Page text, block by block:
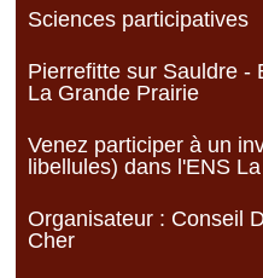
Sciences participatives
Pierrefitte sur Sauldre -
La Grande Prairie
Venez participer à un
libellules) dans l'ENS
Organisateur : Conseil
Cher